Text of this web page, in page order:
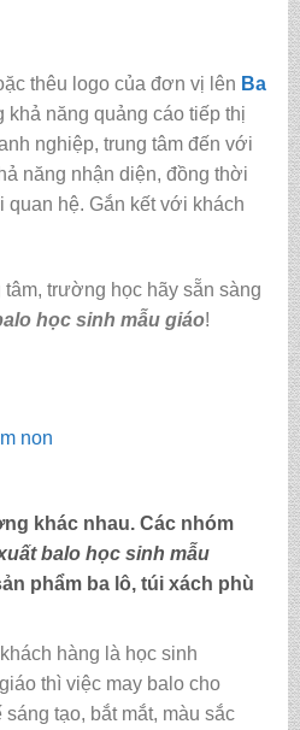
thêu logo của đơn vị lên Ba
khả năng quảng cáo tiếp thị
nghiệp, trung tâm đến với
năng nhận diện, đồng thời
quan hệ. Gắn kết với khách
trường học hãy sẵn sàng
học sinh mẫu giáo!
khác nhau. Các nhóm
balo học sinh mẫu
phẩm ba lô, túi xách phù
hàng là học sinh
thì việc may balo cho
tạo, bắt mắt, màu sắc